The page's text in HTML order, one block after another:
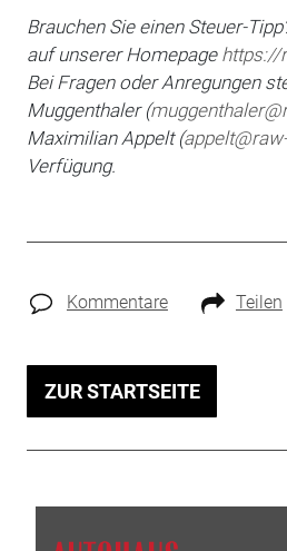
Brauchen Sie einen Steuer-
auf unserer Homepage https://
Bei Fragen oder An­regungen
Muggenthaler (
Maximilian Appelt (
Verfügung.
Kommentare Teilen
ZUR STARTSEITE